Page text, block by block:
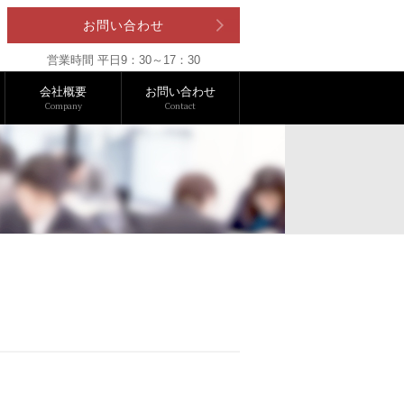
お問い合わせ
営業時間 平日9：30～17：30
会社概要
Company
お問い合わせ
Contact